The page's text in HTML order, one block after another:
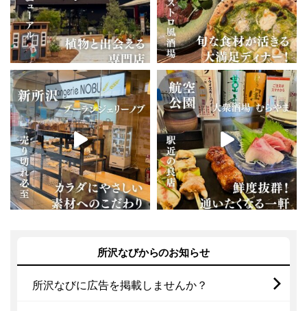
所沢なびからのお知らせ
所沢なびに広告を掲載しませんか？